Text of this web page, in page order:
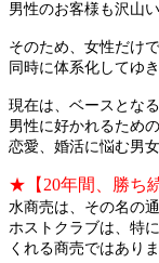
男性のお客様も沢山
そのため、女性だけ
同時に体系化してゆ
現在は、ベースとな
男性に好かれるため
恋愛、婚活に悩む男
★【20年間、勝ち
水商売は、その名の
ホストクラブは、特
くれる商売ではあり